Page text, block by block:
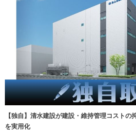
【独自】清水建設が建設・維持管理コスト
を実用化